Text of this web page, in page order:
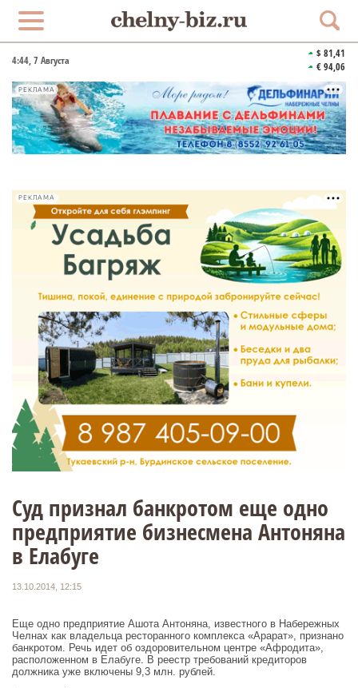
4:44, 7 Августа
$ 81,41
€ 94,06
РЕКЛАМА
РЕКЛАМА
Суд признал банкротом еще одно
предприятие бизнесмена Антоняна
в Елабуге
13.10.2014, 12:15
Еще одно предприятие Ашота Антоняна, известного в Набережных
Челнах как владельца ресторанного комплекса «Арарат», признано
банкротом. Речь идет об оздоровительном центре «Афродита»,
расположенном в Елабуге. В реестр требований кредиторов
должника уже включены 9,3 млн. рублей.